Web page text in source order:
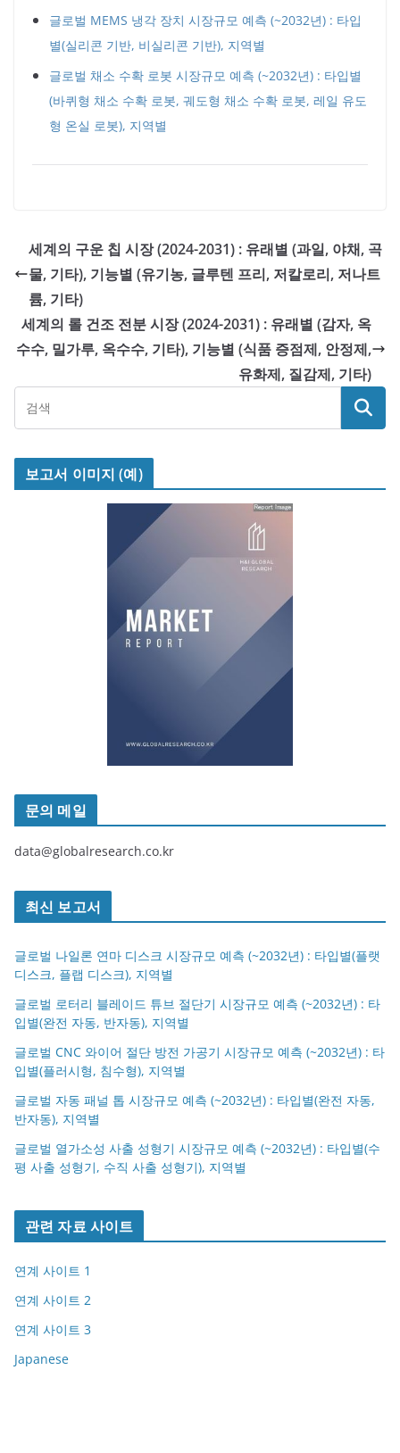
글로벌 MEMS 냉각 장치 시장규모 예측 (~2032년) : 타입
별(실리콘 기반, 비실리콘 기반), 지역별
글로벌 채소 수확 로봇 시장규모 예측 (~2032년) : 타입별
(바퀴형 채소 수확 로봇, 궤도형 채소 수확 로봇, 레일 유도
형 온실 로봇), 지역별
세계의 구운 칩 시장 (2024-2031) : 유래별 (과일, 야채, 곡
물, 기타), 기능별 (유기농, 글루텐 프리, 저칼로리, 저나트
륨, 기타)
세계의 롤 건조 전분 시장 (2024-2031) : 유래별 (감자, 옥
수수, 밀가루, 옥수수, 기타), 기능별 (식품 증점제, 안정제,
유화제, 질감제, 기타)
보고서 이미지 (예)
문의 메일
data@globalresearch.co.kr
최신 보고서
글로벌 나일론 연마 디스크 시장규모 예측 (~2032년) : 타입별(플랫
디스크, 플랩 디스크), 지역별
글로벌 로터리 블레이드 튜브 절단기 시장규모 예측 (~2032년) : 타
입별(완전 자동, 반자동), 지역별
글로벌 CNC 와이어 절단 방전 가공기 시장규모 예측 (~2032년) : 타
입별(플러시형, 침수형), 지역별
글로벌 자동 패널 톱 시장규모 예측 (~2032년) : 타입별(완전 자동,
반자동), 지역별
글로벌 열가소성 사출 성형기 시장규모 예측 (~2032년) : 타입별(수
평 사출 성형기, 수직 사출 성형기), 지역별
관련 자료 사이트
연계 사이트 1
연계 사이트 2
연계 사이트 3
Japanese